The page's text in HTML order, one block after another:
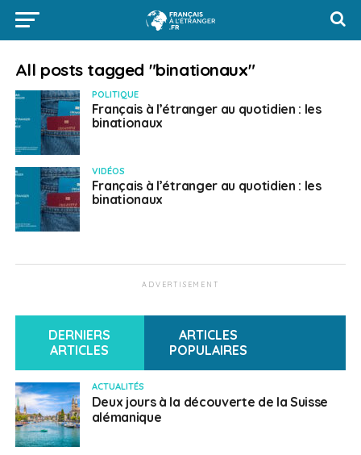
All posts tagged "binationaux"
POLITIQUE
Français à l’étranger au quotidien : les
binationaux
VIDÉOS
Français à l’étranger au quotidien : les
binationaux
ADVERTISEMENT
DERNIERS
ARTICLES
ARTICLES
POPULAIRES
ACTUALITÉS
Deux jours à la découverte de la Suisse
alémanique